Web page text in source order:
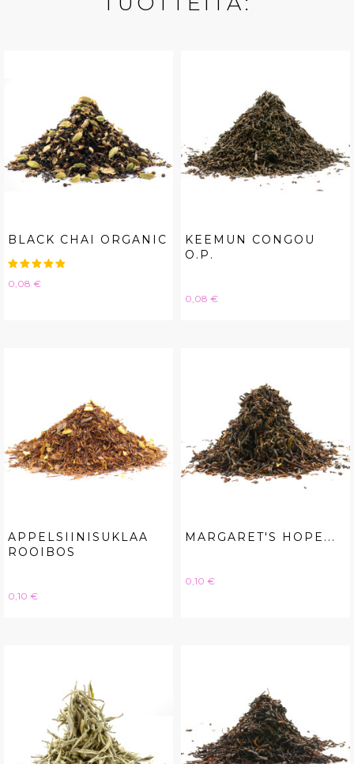
BLACK CHAI ORGANIC
Hinta
0,08 €
KEEMUN CONGOU
O.P.
Hinta
0,08 €
APPELSIINISUKLAA
ROOIBOS
Hinta
0,10 €
MARGARET'S HOPE...
Hinta
0,10 €